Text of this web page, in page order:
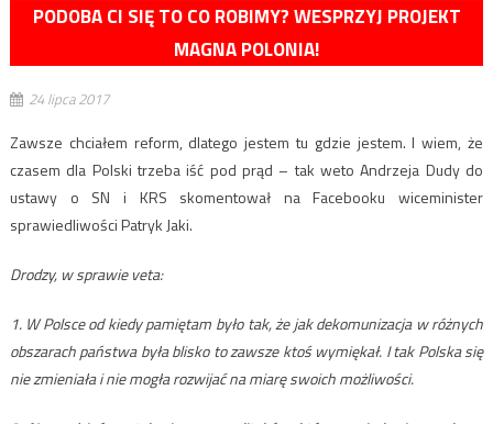
PODOBA CI SIĘ TO CO ROBIMY? WESPRZYJ PROJEKT
MAGNA POLONIA!
24 lipca 2017
Zawsze chciałem reform, dlatego jestem tu gdzie jestem. I wiem, że
czasem dla Polski trzeba iść pod prąd – tak weto Andrzeja Dudy do
ustawy o SN i KRS skomentował na Facebooku wiceminister
sprawiedliwości Patryk Jaki.
Drodzy, w sprawie veta:
1. W Polsce od kiedy pamiętam było tak, że jak dekomunizacja w różnych
obszarach państwa była blisko to zawsze ktoś wymiękał. I tak Polska się
nie zmieniała i nie mogła rozwijać na miarę swoich możliwości.